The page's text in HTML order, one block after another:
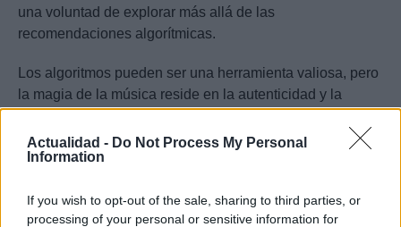
Actualidad - Do Not Process My Personal
Information
If you wish to opt-out of the sale, sharing to third parties, or
processing of your personal or sensitive information for
una voluntad de explorar más allá de las
recomendaciones algorítmicas.
Los algoritmos pueden ser una herramienta valiosa, pero
la magia de la música reside en la autenticidad y la
0:07 /
4:27
1 /4
POWERED
BY
Ad hub Media